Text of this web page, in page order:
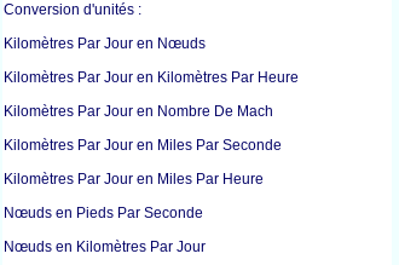
Conversion d'unités :
Kilomètres Par Jour en Nœuds
Kilomètres Par Jour en Kilomètres Par Heure
Kilomètres Par Jour en Nombre De Mach
Kilomètres Par Jour en Miles Par Seconde
Kilomètres Par Jour en Miles Par Heure
Nœuds en Pieds Par Seconde
Nœuds en Kilomètres Par Jour